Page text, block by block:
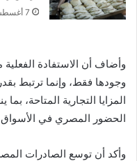
7 أغسطس، 2026
وأضاف أن الاستفادة
وجودها فقط، وإنما ترتبط
المزايا التجارية المتاحة،
الحضور المصري في الأسواق
وأكد أن توسع الصادرات